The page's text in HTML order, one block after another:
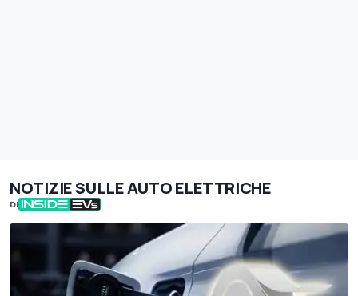
NOTIZIE SULLE AUTO ELETTRICHE
DI